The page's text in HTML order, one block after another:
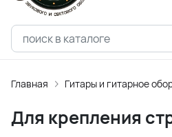
Главная Гитары и гитарное
Для крепления